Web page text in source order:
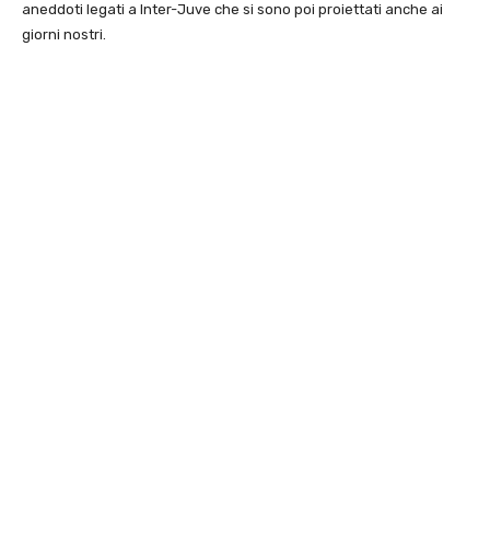
aneddoti legati a Inter-Juve che si sono poi proiettati anche ai
giorni nostri.